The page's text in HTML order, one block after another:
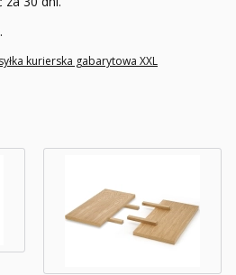
kurierska gabarytowa XXL